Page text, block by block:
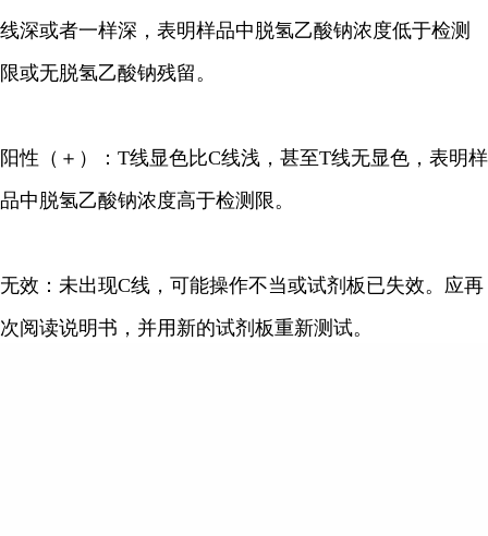
线深或者一样深，表明样品中脱氢乙酸钠浓度低于检测
限或无脱氢乙酸钠残留。
阳性（＋）：T线显色比C线浅，甚至T线无显色，表明样
品中脱氢乙酸钠浓度高于检测限。
无效：未出现C线，可能操作不当或试剂板已失效。应再
次阅读说明书，并用新的试剂板重新测试。